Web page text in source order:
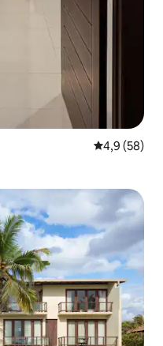
4,9 (58)